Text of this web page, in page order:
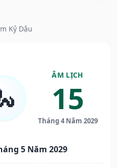
Kỷ Dậu
ÂM LỊCH
15
Tháng 4 Năm 2029
5 Năm 2029